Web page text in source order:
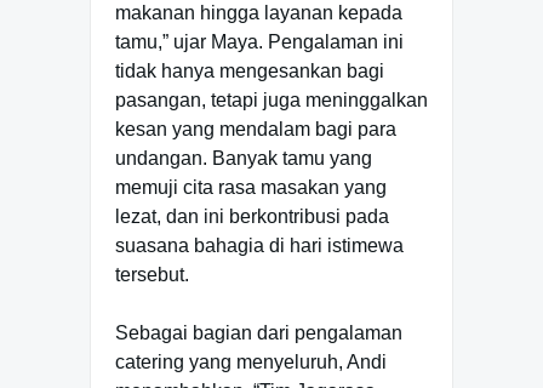
makanan hingga layanan kepada
tamu,” ujar Maya. Pengalaman ini
tidak hanya mengesankan bagi
pasangan, tetapi juga meninggalkan
kesan yang mendalam bagi para
undangan. Banyak tamu yang
memuji cita rasa masakan yang
lezat, dan ini berkontribusi pada
suasana bahagia di hari istimewa
tersebut.
Sebagai bagian dari pengalaman
catering yang menyeluruh, Andi